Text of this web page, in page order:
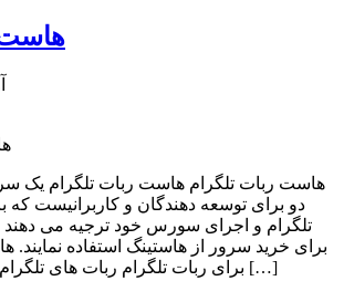
هاست
هاست ربات تلگرام هاست ربات تلگرام یک
دو برای توسعه دهندگان و کاربرانیست که
تلگرام و اجرای سورس خود ترجیه می دهند
برای خرید سرور از هاستینگ استفاده نمایند.
برای ربات تلگرام ربات های تلگرام برای اجرا شدن نیاز […]